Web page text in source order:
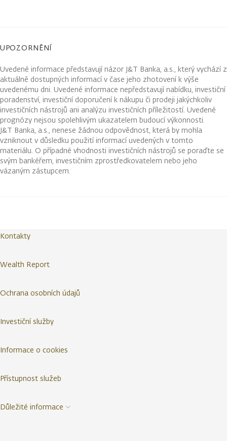
UPOZORNĚNÍ
Uvedené informace představují názor J&T Banka, a.s., který vychází z
aktuálně dostupných informací v čase jeho zhotovení k výše
uvedenému dni. Uvedené informace nepředstavují nabídku, investiční
poradenství, investiční doporučení k nákupu či prodeji jakýchkoliv
investičních nástrojů ani analýzu investičních příležitostí. Uvedené
prognózy nejsou spolehlivým ukazatelem budoucí výkonnosti.
J&T Banka, a.s., nenese žádnou odpovědnost, která by mohla
vzniknout v důsledku použití informací uvedených v tomto
materiálu. O případné vhodnosti investičních nástrojů se poraďte se
svým bankéřem, investičním zprostředkovatelem nebo jeho
vázaným zástupcem.
Kontakty
Wealth Report
Ochrana osobních údajů
Investiční služby
Informace o cookies
Přístupnost služeb
Důležité informace